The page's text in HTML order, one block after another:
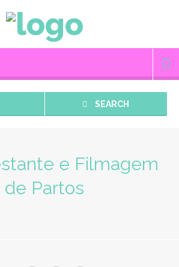
SEARCH
e Filmagem
de Partos